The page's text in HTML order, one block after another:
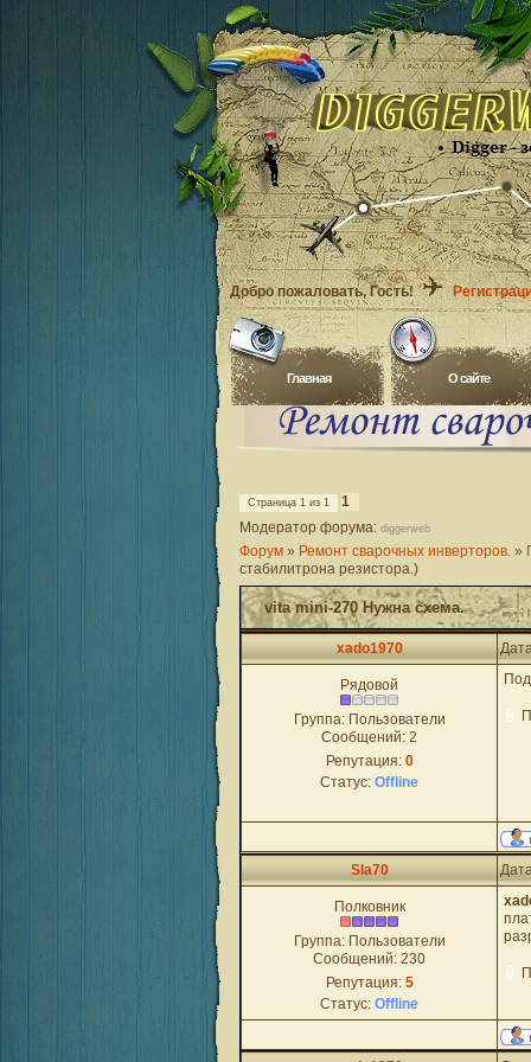
Добро пожаловать, Гость!
Главная O сайте
Страница 1 из 1
1
Модератор форума: diggerweb
Форум » Ремонт сварочных инверторов. »
стабилитрона резистора.)
vita mini-270 Нужна схема.
xado1970
Рядовой
Группа: Пользователи
Сообщений: 2
Репутация: 0
Статус: Offline
Sla70
Полковник
Группа: Пользователи
Сообщений: 230
Репутация: 5
Статус: Offline